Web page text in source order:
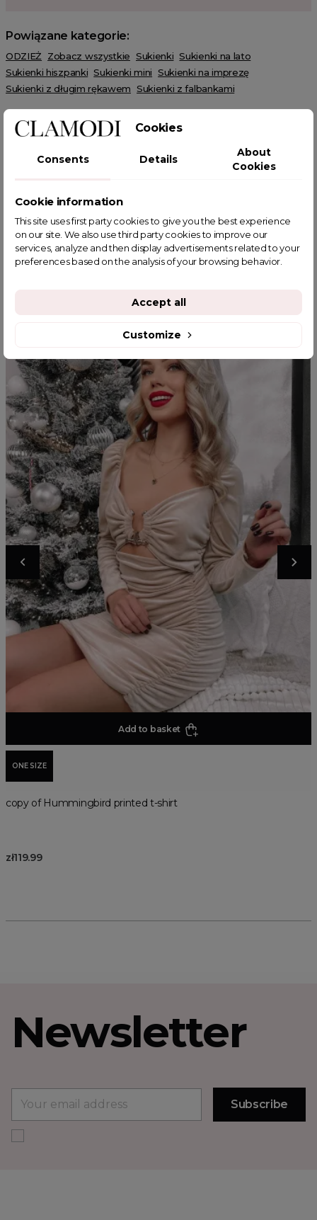
Powiązane kategorie:
ODZIEŻ Zobacz wszystkie Sukienki Sukienki na lato
Sukienki hiszpanki Sukienki mini Sukienki na imprezę
Sukienki z długim rękawem Sukienki z falbankami
YOU MIGHT ALSO LIKE
Add to basket
ONE SIZE
copy of Hummingbird printed t-shirt
zł119.99
Newsletter
Cookies
Consents Details
About
Cookies
Cookie information
This site uses first party cookies to give you the best experience
on our site. We also use third party cookies to improve our
services, analyze and then display advertisements related to your
preferences based on the analysis of your browsing behavior.
Customize
Accept all